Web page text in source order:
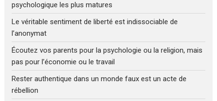
psychologique les plus matures
Le véritable sentiment de liberté est indissociable de
l’anonymat
Écoutez vos parents pour la psychologie ou la religion, mais
pas pour l’économie ou le travail
Rester authentique dans un monde faux est un acte de
rébellion